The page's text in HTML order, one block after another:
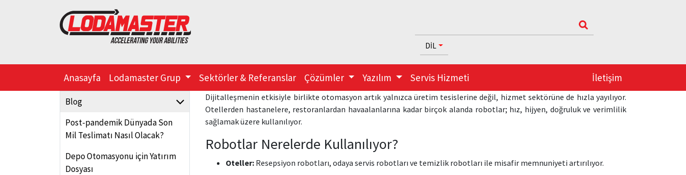
DİL
Anasayfa Lodamaster Grup Sektörler & Referanslar Çözümler Yazılım Servis Hizmeti İletişim
Blog
Post-pandemik Dünyada Son
Mil Teslimatı Nasıl Olacak?
Depo Otomasyonu için Yatırım
Dosyası
Dijitalleşmenin etkisiyle birlikte otomasyon artık yalnızca üretim tesislerine değil, hizmet sektörüne de hızla yayılıyor.
Otellerden hastanelere, restoranlardan havaalanlarına kadar birçok alanda robotlar; hız, hijyen, doğruluk ve verimlilik
sağlamak üzere kullanılıyor.
Robotlar Nerelerde Kullanılıyor?
Oteller: Resepsiyon robotları, odaya servis robotları ve temizlik robotları ile misafir memnuniyeti artırılıyor.